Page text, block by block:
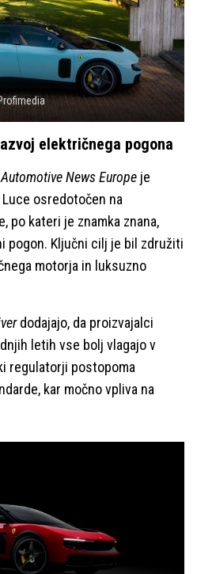
električnega pogona
Automotive News Europe je
osredotočen na
po kateri je znamka znana,
pogon. Ključni cilj je bil združiti
motorja in luksuzno
dodajajo, da proizvajalci
letih vse bolj vlagajo v
regulatorji postopoma
kar močno vpliva na